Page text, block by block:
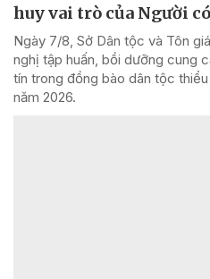
huy vai trò của Người
Ngày 7/8, Sở Dân tộc và Tôn
nghị tập huấn, bồi dưỡng cung
tín trong đồng bào dân tộc
năm 2026.